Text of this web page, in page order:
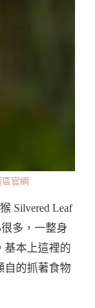
官網
Silvered Leaf
多，一整身
基本上這裡的
自的抓著食物